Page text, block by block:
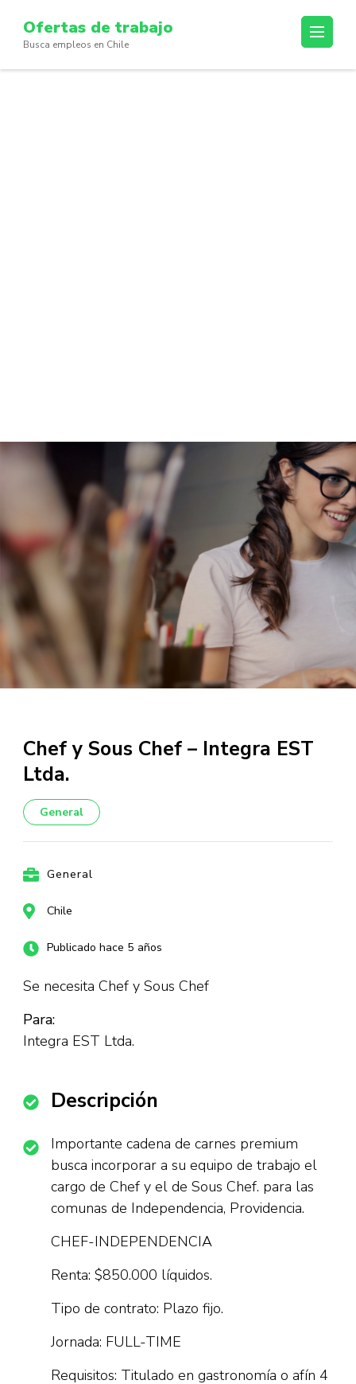
content
(Press
Ofertas de trabajo
Busca empleos en Chile
Chef y Sous Chef – Integra EST
Ltda.
General
General
Chile
Publicado hace 5 años
Se necesita Chef y Sous Chef
Para:
Integra EST Ltda.
Descripción
Importante cadena de carnes premium
busca incorporar a su equipo de trabajo el
cargo de Chef y el de Sous Chef. para las
comunas de Independencia, Providencia.
CHEF-INDEPENDENCIA
Renta: $850.000 líquidos.
Tipo de contrato: Plazo fijo.
Jornada: FULL-TIME
Requisitos: Titulado en gastronomía o afín 4